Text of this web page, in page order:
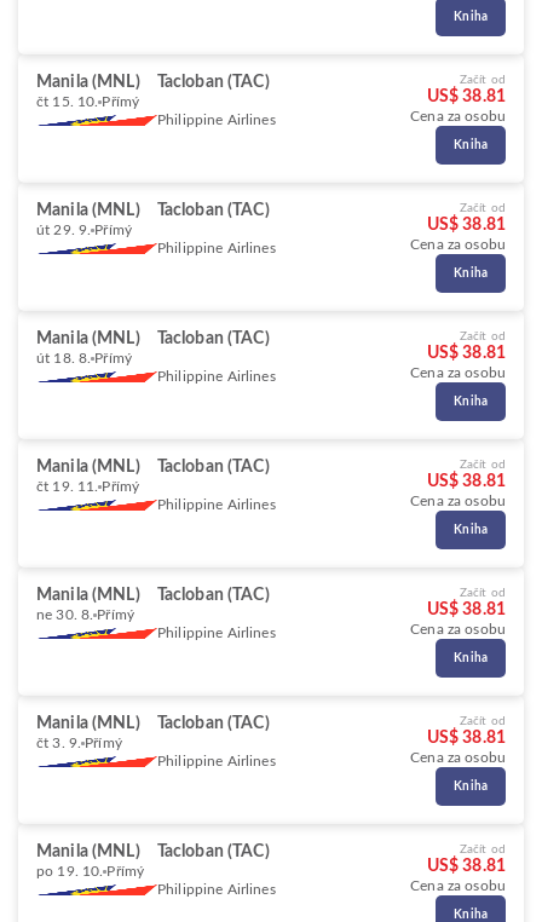
Kniha
Manila (MNL) Tacloban (TAC)
čt 15. 10. Přímý
Philippine Airlines
Začít od
US$ 38.81
Cena za osobu
Kniha
Manila (MNL) Tacloban (TAC)
út 29. 9. Přímý
Philippine Airlines
Začít od
US$ 38.81
Cena za osobu
Kniha
Manila (MNL) Tacloban (TAC)
út 18. 8. Přímý
Philippine Airlines
Začít od
US$ 38.81
Cena za osobu
Kniha
Manila (MNL) Tacloban (TAC)
čt 19. 11. Přímý
Philippine Airlines
Začít od
US$ 38.81
Cena za osobu
Kniha
Manila (MNL) Tacloban (TAC)
ne 30. 8. Přímý
Philippine Airlines
Začít od
US$ 38.81
Cena za osobu
Kniha
Manila (MNL) Tacloban (TAC)
čt 3. 9. Přímý
Philippine Airlines
Začít od
US$ 38.81
Cena za osobu
Kniha
Manila (MNL) Tacloban (TAC)
po 19. 10. Přímý
Philippine Airlines
Začít od
US$ 38.81
Cena za osobu
Kniha